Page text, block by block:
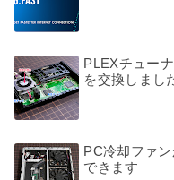
PLEXチュー
を交換しまし
PC冷却ファ
できます